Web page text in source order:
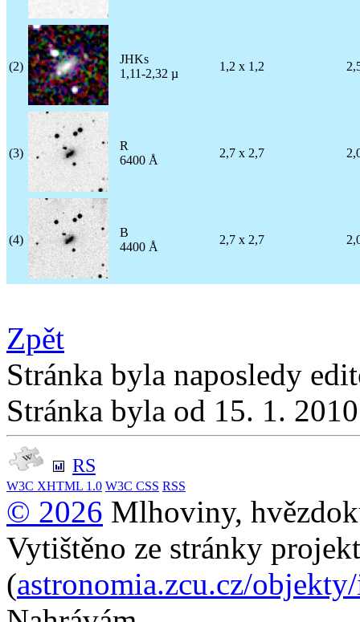
(2)
JHKs
1,11-2,32 µ
1,2 x 1,2
(3)
R
6400 Å
2,7 x 2,7
(4)
B
4400 Å
2,7 x 2,7
Zpět
Stránka byla naposledy
Stránka byla od 15. 1.
RS
W3C XHTML 1.0 W3C CSS RSS
© 2026 Mlhoviny,
Vytištěno ze stránky
(astronomia.zcu.cz/